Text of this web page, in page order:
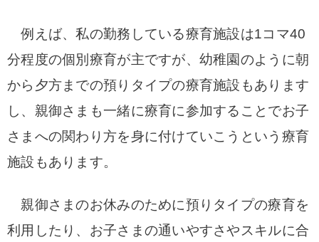
例えば、私の勤務している療育施設は1コマ40
分程度の個別療育が主ですが、幼稚園のように朝
から夕方までの預りタイプの療育施設もあります
し、親御さまも一緒に療育に参加することでお子
さまへの関わり方を身に付けていこうという療育
施設もあります。
親御さまのお休みのために預りタイプの療育を
利用したり、お子さまの通いやすさやスキルに合